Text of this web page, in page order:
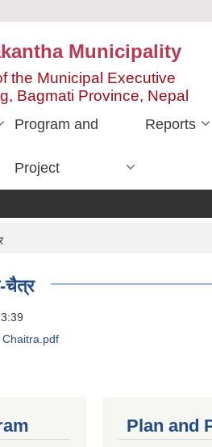
Municipality
the Municipal Executive
Bagmati Province, Nepal
Program and
Project
Reports
चैत्र
Plan and